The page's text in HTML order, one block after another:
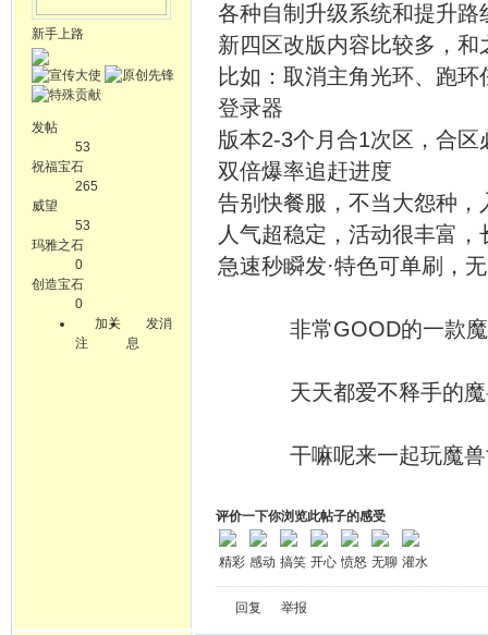
新手上路
发帖
53
祝福宝石
265
威望
53
玛雅之石
0
创造宝石
0
加关
注
发消
息
各种自制升级系统和提升
新四区改版内容比较多，
比如：取消主角光环、跑
登录器
版本2-3个月合1次区，合
双倍爆率追赶进度
告别快餐服，不当大怨
人气超稳定，活动很丰
急速秒瞬发·特色可单刷，
非常GOOD的一款魔兽
天天都爱不释手的魔兽
干嘛呢来一起玩魔兽世
评价一下你浏览此帖子的感受
精彩 感动 搞笑 开心 愤怒 无聊 灌水
回复 举报